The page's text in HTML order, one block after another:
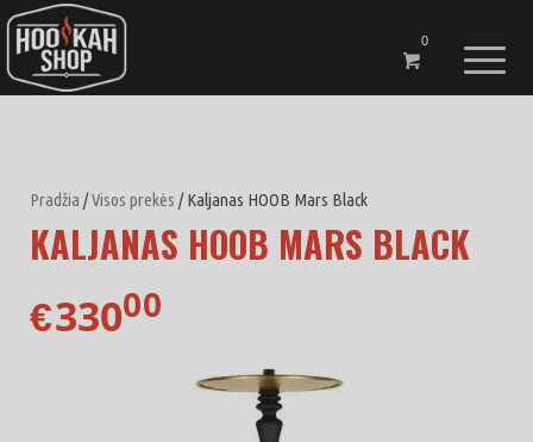
0
Pradžia /Visos prekės / Kaljanas HOOB Mars Black
KALJANAS HOOB MARS BLACK
€33000